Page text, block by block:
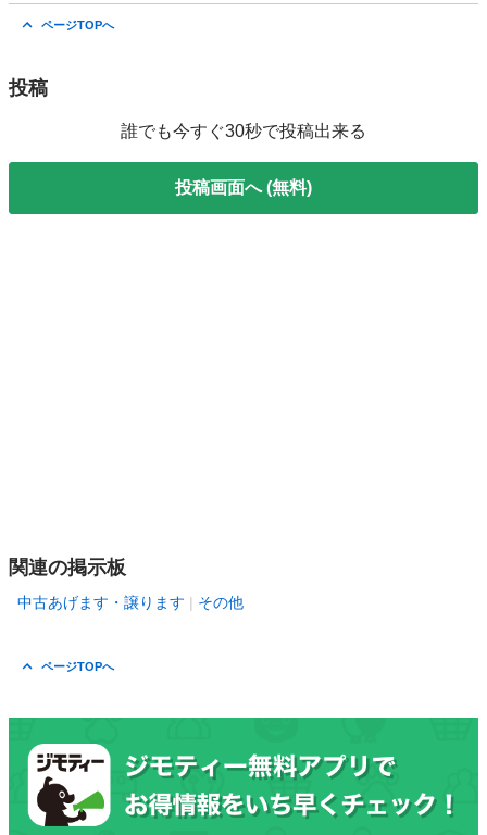
ページTOPへ
投稿
誰でも今すぐ30秒で投稿出来る
投稿画面へ (無料)
関連の掲示板
中古あげます・譲ります その他
ページTOPへ